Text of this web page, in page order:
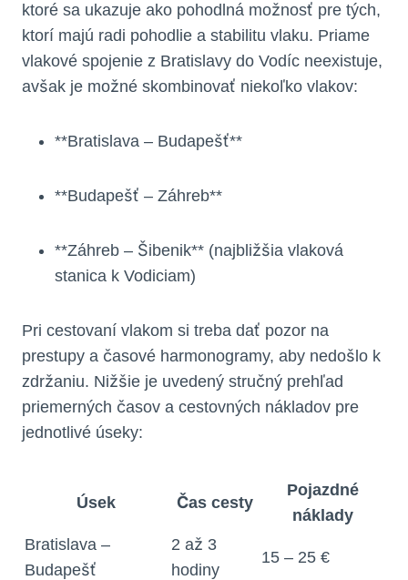
ktoré sa ukazuje ako pohodlná možnosť pre tých,
ktorí majú radi pohodlie a stabilitu vlaku. Priame
vlakové spojenie z Bratislavy do Vodíc neexistuje,
avšak je možné skombinovať niekoľko vlakov:
**Bratislava – Budapešť**
**Budapešť – Záhreb**
**Záhreb – Šibenik** (najbližšia vlaková
stanica k Vodiciam)
Pri cestovaní vlakom si treba dať pozor na
prestupy a časové harmonogramy, aby nedošlo k
zdržaniu. Nižšie je uvedený stručný prehľad
priemerných časov a cestovných nákladov pre
jednotlivé úseky:
Úsek Čas cesty
Pojazdné
náklady
Bratislava –
Budapešť
2 až 3
hodiny
15 – 25 €